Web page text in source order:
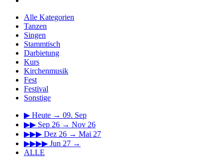
Alle Kategorien
Tanzen
Singen
Stammtisch
Darbietung
Kurs
Kirchenmusik
Fest
Festival
Sonstige
▶ Heute → 09. Sep
▶▶ Sep 26 → Nov 26
▶▶▶ Dez 26 → Mai 27
▶▶▶▶ Jun 27 →
ALLE